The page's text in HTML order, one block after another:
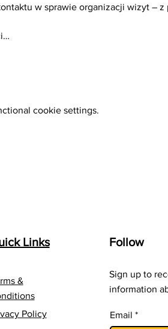
w sprawie organizacji wizyt – z
cookie settings.
Links
&
Policy
Follow
Sign up to
information
Email